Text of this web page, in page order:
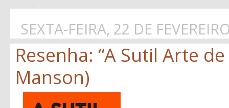
SEXTA-FEIRA, 22 DE
Resenha: “A Sutil Arte
Manson)